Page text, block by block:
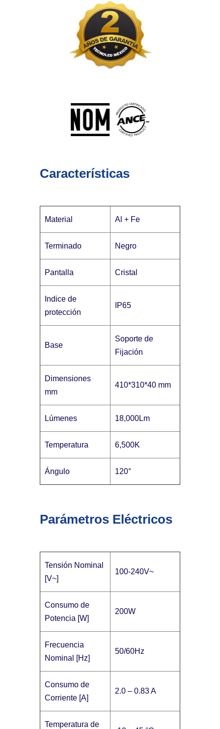
Características
Material Al + Fe
Terminado Negro
Pantalla Cristal
Indice de
protección
IP65
Base
Soporte de
Fijación
Dimensiones
mm
410*310*40 mm
Lúmenes 18,000Lm
Temperatura 6,500K
Ángulo 120°
Parámetros Eléctricos
Tensión Nominal
[V~]
100-240V~
Consumo de
Potencia [W]
200W
Frecuencia
Nominal [Hz]
50/60Hz
Consumo de
Corriente [A]
2.0 – 0.83 A
Temperatura de